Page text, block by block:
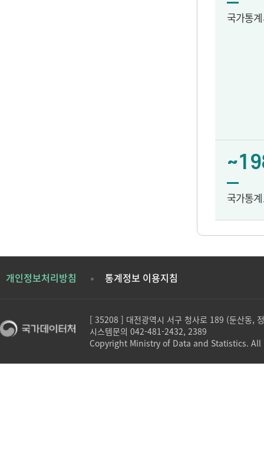
국가통
국가통
개인정보처리방침 통계정보 이용지침
[ 35208 ] 대전광역시 서구 청사로 189 (둔산동,
시스템문의 042-481-2432, 2389
Copyright Ministry of Data and Statistics.